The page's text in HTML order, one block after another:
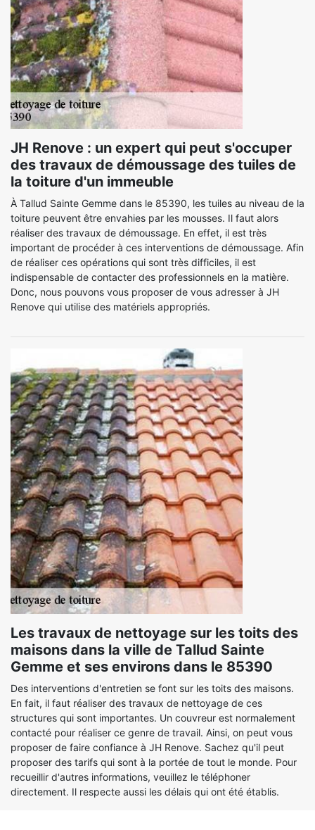
JH Renove : un expert qui peut s'occuper
des travaux de démoussage des tuiles de
la toiture d'un immeuble
À Tallud Sainte Gemme dans le 85390, les tuiles au niveau de la
toiture peuvent être envahies par les mousses. Il faut alors
réaliser des travaux de démoussage. En effet, il est très
important de procéder à ces interventions de démoussage. Afin
de réaliser ces opérations qui sont très difficiles, il est
indispensable de contacter des professionnels en la matière.
Donc, nous pouvons vous proposer de vous adresser à JH
Renove qui utilise des matériels appropriés.
Les travaux de nettoyage sur les toits des
maisons dans la ville de Tallud Sainte
Gemme et ses environs dans le 85390
Des interventions d'entretien se font sur les toits des maisons.
En fait, il faut réaliser des travaux de nettoyage de ces
structures qui sont importantes. Un couvreur est normalement
contacté pour réaliser ce genre de travail. Ainsi, on peut vous
proposer de faire confiance à JH Renove. Sachez qu'il peut
proposer des tarifs qui sont à la portée de tout le monde. Pour
recueillir d'autres informations, veuillez le téléphoner
directement. Il respecte aussi les délais qui ont été établis.